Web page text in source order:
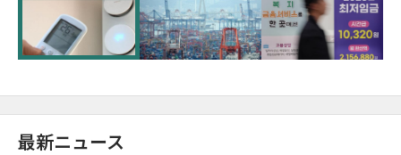
に需給対応体制を点検
最新ニュース